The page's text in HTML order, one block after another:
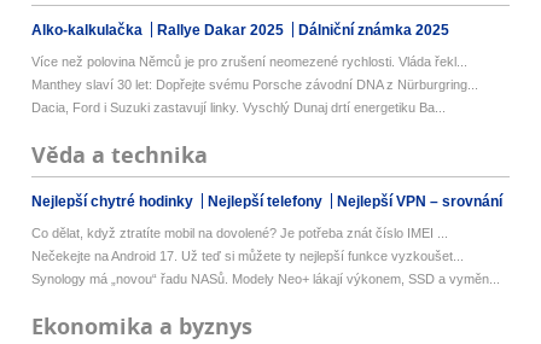
Alko-kalkulačka Rallye Dakar 2025 Dálniční známka 2025
Více než polovina Němců je pro zrušení neomezené rychlosti. Vláda řekl...
Manthey slaví 30 let: Dopřejte svému Porsche závodní DNA z Nürburgring...
Dacia, Ford i Suzuki zastavují linky. Vyschlý Dunaj drtí energetiku Ba...
Věda a technika
Nejlepší chytré hodinky Nejlepší telefony Nejlepší VPN – srovnání
Co dělat, když ztratíte mobil na dovolené? Je potřeba znát číslo IMEI ...
Nečekejte na Android 17. Už teď si můžete ty nejlepší funkce vyzkoušet...
Synology má „novou“ řadu NASů. Modely Neo+ lákají výkonem, SSD a vyměn...
Ekonomika a byznys